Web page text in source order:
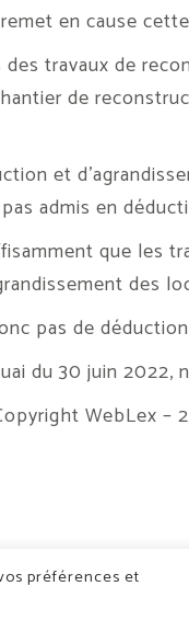
en cause
travaux de
de
et
admis en
que les
des
pas de
du 30 juin 2022,
WebLex –
préférences et